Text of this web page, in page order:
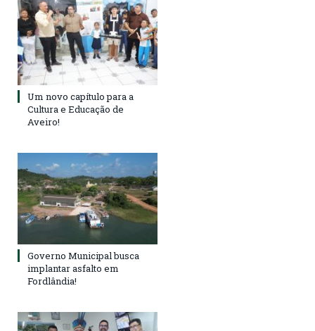
Um novo capítulo para a
Cultura e Educação de
Aveiro!
Governo Municipal busca
implantar asfalto em
Fordlândia!